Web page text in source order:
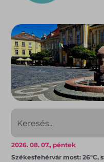
2026. 08. 07., péntek
Székesfehérvár most: 26°C,